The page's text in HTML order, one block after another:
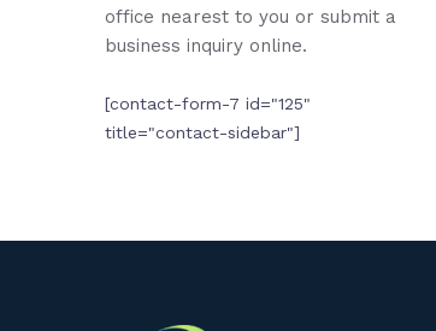
office nearest to you or submit a
business inquiry online.
[contact-form-7 id="125"
title="contact-sidebar"]